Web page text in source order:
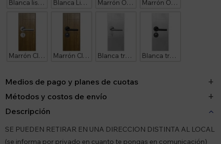
Blanca lisa Herraje Negro Blanca Lisa Diseño Ankara Herraje Plateado Marrón Oscuro Diseño Ankara Herraje Plateado Marrón Oscuro Diseño Ankara Herraje Negro
Marrón Claro Diseño Ankara Herraje Plateado Marrón Claro Diseño Ankara Herraje Negro Blanca tramada Diseño Ankara Herraje Plateado Blanca tramada Diseño Ankara Herraje Negro
Medios de pago y planes de cuotas
Métodos y costos de envío
Descripción
SE PUEDEN RETIRAR EN UNA DIRECCION DISTINTA AL LOCAL
(se informa por privado en cuanto te pongas en comunicación)